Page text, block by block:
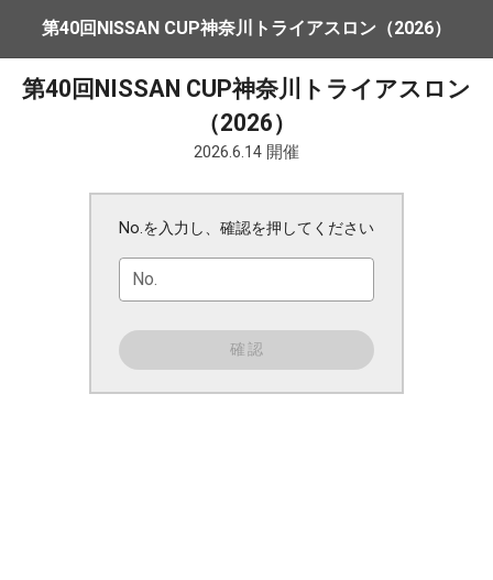
第40回NISSAN CUP神奈川トライアスロン（2026）
第40回NISSAN CUP神奈川トライアスロン
（2026）
2026.6.14 開催
No.を入力し、確認を押してください
No.
確認